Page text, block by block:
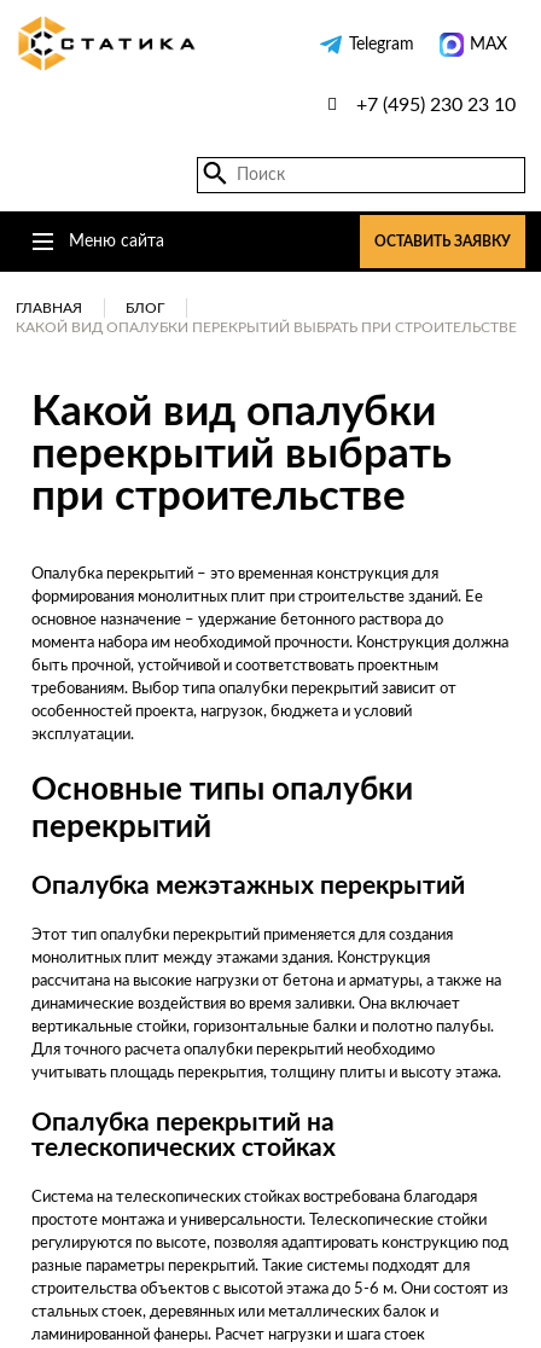
Telegram MAX
+7 (495) 230 23 10
Меню сайта ОСТАВИТЬ ЗАЯВКУ
ГЛАВНАЯ
БЛОГ
КАКОЙ ВИД ОПАЛУБКИ ПЕРЕКРЫТИЙ ВЫБРАТЬ ПРИ СТРОИТЕЛЬСТВЕ
Какой вид опалубки
перекрытий выбрать
при строительстве
Опалубка перекрытий – это временная конструкция для
формирования монолитных плит при строительстве зданий. Ее
основное назначение – удержание бетонного раствора до
момента набора им необходимой прочности. Конструкция должна
быть прочной, устойчивой и соответствовать проектным
требованиям. Выбор типа опалубки перекрытий зависит от
особенностей проекта, нагрузок, бюджета и условий
эксплуатации.
Основные типы опалубки
перекрытий
Опалубка межэтажных перекрытий
Этот тип опалубки перекрытий применяется для создания
монолитных плит между этажами здания. Конструкция
рассчитана на высокие нагрузки от бетона и арматуры, а также на
динамические воздействия во время заливки. Она включает
вертикальные стойки, горизонтальные балки и полотно палубы.
Для точного расчета опалубки перекрытий необходимо
учитывать площадь перекрытия, толщину плиты и высоту этажа.
Опалубка перекрытий на
телескопических стойках
Система на телескопических стойках востребована благодаря
простоте монтажа и универсальности. Телескопические стойки
регулируются по высоте, позволяя адаптировать конструкцию под
разные параметры перекрытий. Такие системы подходят для
строительства объектов с высотой этажа до 5-6 м. Они состоят из
стальных стоек, деревянных или металлических балок и
ламинированной фанеры. Расчет нагрузки и шага стоек